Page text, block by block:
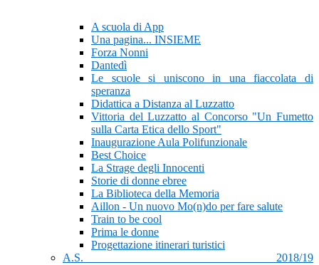
A scuola di App
Una pagina... INSIEME
Forza Nonni
Dantedì
Le scuole si uniscono in una fiaccolata di
speranza
Didattica a Distanza al Luzzatto
Vittoria del Luzzatto al Concorso "Un Fumetto
sulla Carta Etica dello Sport"
Inaugurazione Aula Polifunzionale
Best Choice
La Strage degli Innocenti
Storie di donne ebree
La Biblioteca della Memoria
Aillon - Un nuovo Mo(n)do per fare salute
Train to be cool
Prima le donne
Progettazione itinerari turistici
A.S. 2018/19